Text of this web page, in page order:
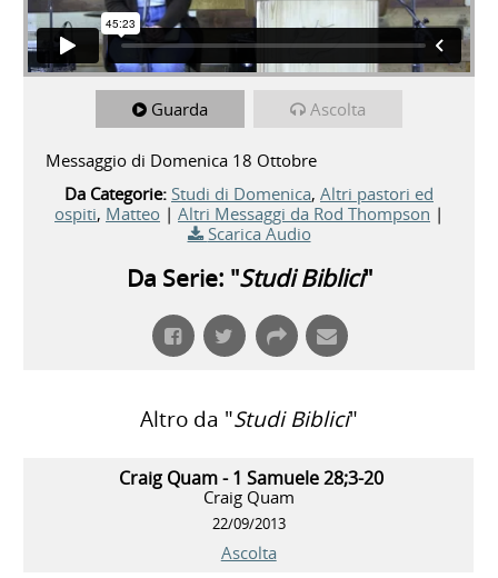
Guarda Ascolta
Messaggio di Domenica 18 Ottobre
Da Categorie: Studi di Domenica, Altri pastori ed
ospiti, Matteo | Altri Messaggi da Rod Thompson |
Scarica Audio
Da Serie: "Studi Biblici"
Altro da "Studi Biblici"
Craig Quam - 1 Samuele 28;3-20
Craig Quam
22/09/2013
Ascolta